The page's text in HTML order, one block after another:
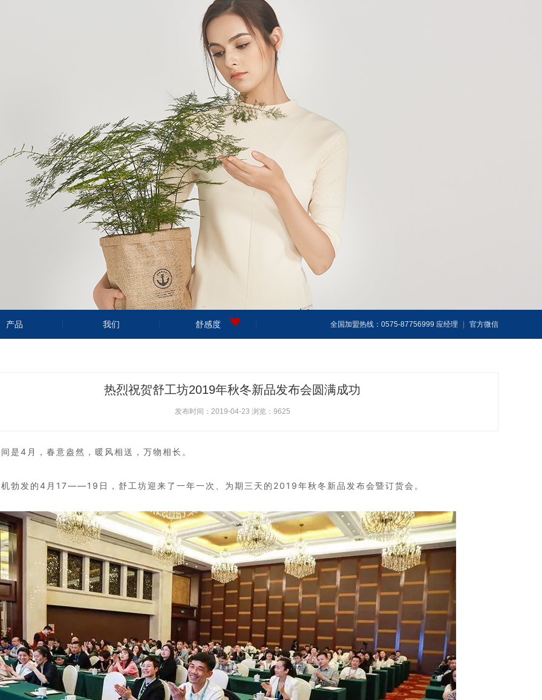
产品 我们 舒感度 全国加盟热线：0575-87756999 应经理 官方微信
热烈祝贺舒工坊2019年秋冬新品发布会圆满成功
发布时间：2019-04-23 浏览：9625
是4月，春意盎然，暖风相送，万物相长。
勃发的4月17——19日，舒工坊迎来了一年一次、为期三天的2019年秋冬新品发布会暨订货会。